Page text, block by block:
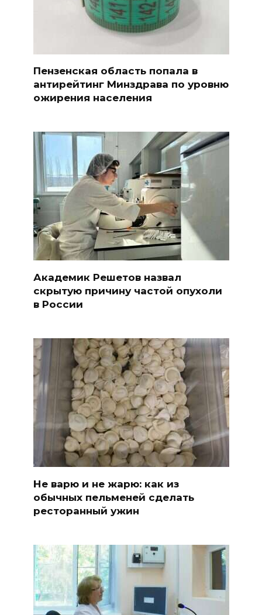
Пензенская область попала в
антирейтинг Минздрава по уровню
ожирения населения
Академик Решетов назвал
скрытую причину частой опухоли
в России
Не варю и не жарю: как из
обычных пельменей сделать
ресторанный ужин